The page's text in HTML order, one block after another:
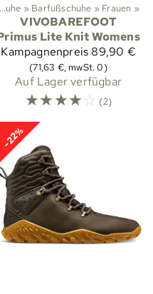
Schuhe ‪» Barfußschuhe ‪» Frauen ‪»
VIVOBAREFOOT
Lite Knit Womens
Kampagnenpreis 89,90 €
(71,63 €, mwSt. 0)
Auf Lager verfügbar
☆☆☆☆☆ (2)
-22%